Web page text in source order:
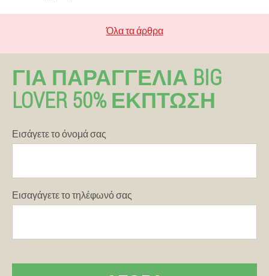
Όλα τα άρθρα
ΓΙΑ ΠΑΡΑΓΓΕΛΊΑ BIG
LOVER 50% ΕΚΠΤΩΣΗ
Εισάγετε το όνομά σας
Εισαγάγετε το τηλέφωνό σας